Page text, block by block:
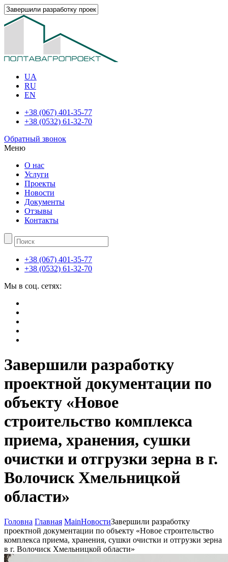
UA
RU
EN
+38 (067) 401-35-77
+38 (0532) 61-32-70
Обратный звонок
Меню
О нас
Услуги
Проекты
Новости
Документы
Отзывы
Контакты
+38 (067) 401-35-77
+38 (0532) 61-32-70
Мы в соц. сетях:
Завершили разработку
проектной документации по
объекту «Новое
строительство комплекса
приема, хранения, сушки
очистки и отгрузки зерна в г.
Волочиск Хмельницкой
области»
Головна Главная MainНовостиЗавершили разработку
проектной документации по объекту «Новое строительство
комплекса приема, хранения, сушки очистки и отгрузки зерна
в г. Волочиск Хмельницкой области»